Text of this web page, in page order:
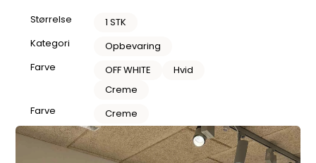
Størrelse
1 STK
Kategori
Opbevaring
Farve
OFF WHITE
Hvid
Creme
Farve
Creme